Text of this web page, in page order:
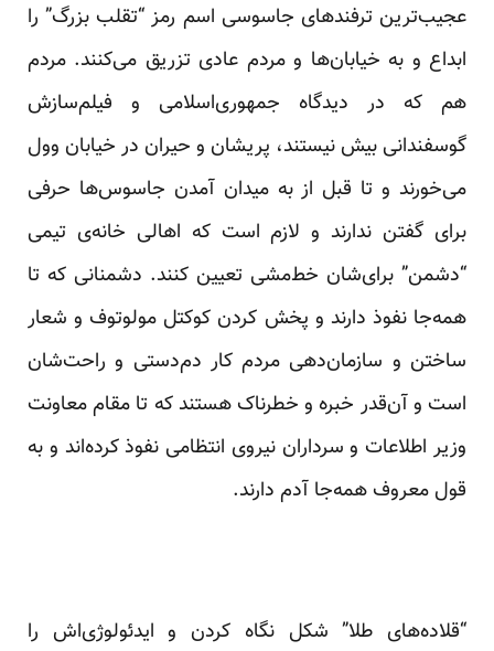
عجیب‌ترین ترفندهای جاسوسی اسم رمز “تقلب بزرگ” را
ابداع و به خیابان‌ها و مردم عادی تزریق می‌کنند. مردم
هم که در دیدگاه جمهوری‌اسلامی و فیلم‌سازش
گوسفندانی بیش نیستند، پریشان و حیران در خیابان وول
می‌خورند و تا قبل از به میدان آمدن جاسوس‌ها حرفی
برای گفتن ندارند و لازم است که اهالی خانه‌ی تیمی
“دشمن” برای‌شان خط‌مشی تعیین کنند. دشمنانی که تا
همه‌جا نفوذ دارند و پخش کردن کوکتل مولوتوف و شعار
ساختن و سازمان‌دهی مردم کار دم‌دستی و راحت‌شان
است و آن‌قدر خبره و خطرناک هستند که تا مقام معاونت
وزیر اطلاعات و سرداران نیروی انتظامی نفوذ کرده‌اند و به
قول معروف همه‌جا آدم دارند.
“قلاده‌های طلا” شکل نگاه کردن و ایدئولوژی‌اش را